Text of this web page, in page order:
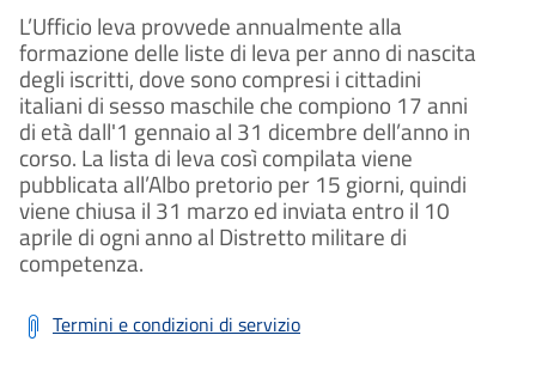
L’Ufficio leva provvede annualmente alla
formazione delle liste di leva per anno di nascita
degli iscritti, dove sono compresi i cittadini
italiani di sesso maschile che compiono 17 anni
di età dall'1 gennaio al 31 dicembre dell’anno in
corso. La lista di leva così compilata viene
pubblicata all’Albo pretorio per 15 giorni, quindi
viene chiusa il 31 marzo ed inviata entro il 10
aprile di ogni anno al Distretto militare di
competenza.
Termini e condizioni di servizio